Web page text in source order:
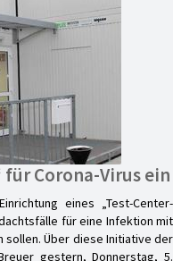
Corona-Virus ein
eines „Test-Center-
für eine Infektion mit
Über diese Initiative der
gestern, Donnerstag, 5.